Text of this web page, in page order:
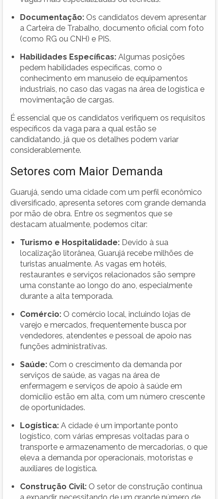
Documentação: Os candidatos devem apresentar
a Carteira de Trabalho, documento oficial com foto
(como RG ou CNH) e PIS.
Habilidades Específicas: Algumas posições
pedem habilidades específicas, como o
conhecimento em manuseio de equipamentos
industriais, no caso das vagas na área de logística e
movimentação de cargas.
É essencial que os candidatos verifiquem os requisitos
específicos da vaga para a qual estão se
candidatando, já que os detalhes podem variar
considerablemente.
Setores com Maior Demanda
Guarujá, sendo uma cidade com um perfil econômico
diversificado, apresenta setores com grande demanda
por mão de obra. Entre os segmentos que se
destacam atualmente, podemos citar:
Turismo e Hospitalidade: Devido à sua
localização litorânea, Guarujá recebe milhões de
turistas anualmente. As vagas em hotéis,
restaurantes e serviços relacionados são sempre
uma constante ao longo do ano, especialmente
durante a alta temporada.
Comércio: O comércio local, incluindo lojas de
varejo e mercados, frequentemente busca por
vendedores, atendentes e pessoal de apoio nas
funções administrativas.
Saúde: Com o crescimento da demanda por
serviços de saúde, as vagas na área de
enfermagem e serviços de apoio à saúde em
domicílio estão em alta, com um número crescente
de oportunidades.
Logística: A cidade é um importante ponto
logístico, com várias empresas voltadas para o
transporte e armazenamento de mercadorias, o que
eleva a demanda por operacionais, motoristas e
auxiliares de logística.
Construção Civil: O setor de construção continua
a expandir, necessitando de um grande número de